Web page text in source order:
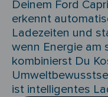
Deinem Ford
erkennt
Ladezeiten und
wenn Energie am
kombinierst Du
ist intelligentes